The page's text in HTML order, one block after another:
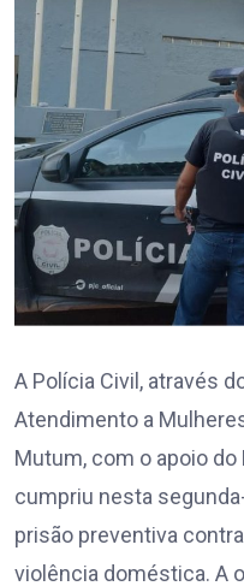
A Polícia Civil, através
Atendimento a
Mutum, com o apoio
cumpriu nesta
prisão preventiva
violência doméstica. A